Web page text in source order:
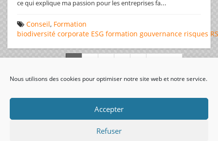
Nous utilisons des cookies pour optimiser notre site web et notre service.
Accepter
Refuser
ce qui explique ma passion pour les entreprises fa...
Conseil, Formation
biodiversité corporate ESG formation gouvernance risques
visiteurs uniques: